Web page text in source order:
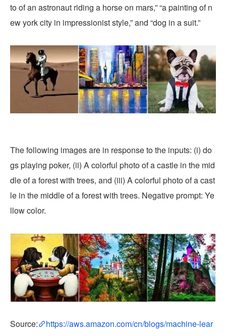
to of an astronaut riding a horse on mars,” “a painting of n
ew york city in impressionist style,” and “dog in a suit.”
The following images are in response to the inputs: (i) do
gs playing poker, (ii) A colorful photo of a castle in the mid
dle of a forest with trees, and (iii) A colorful photo of a cast
le in the middle of a forest with trees. Negative prompt: Ye
llow color.
Source:
https://aws.amazon.com/cn/blogs/machine-lear